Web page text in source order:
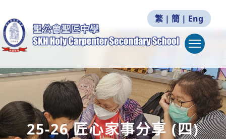
繁 | 簡 | Eng
25-26 匠心家事分享 (四)